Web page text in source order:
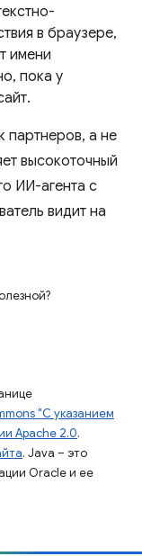
в браузере,
имени
пока у
партнеров, а не
высокоточный
ИИ-агента с
видит на
"С указанием
Apache 2.0.
. Java – это
Oracle и ее